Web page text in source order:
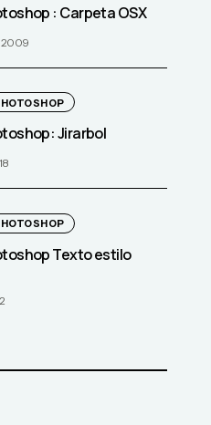
: Carpeta OSX
2009
Jirarbol
Texto estilo